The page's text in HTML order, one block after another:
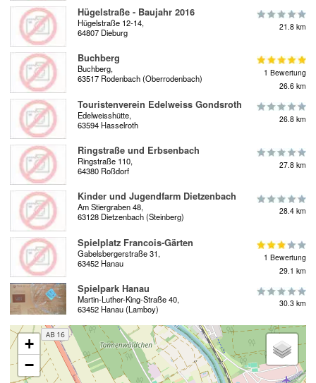
Hügelstraße - Baujahr 2016
Hügelstraße 12-14,
64807 Dieburg
21.8 km
Buchberg
Buchberg,
63517 Rodenbach (Oberrodenbach)
1 Bewertung
26.6 km
Touristenverein Edelweiss Gondsroth
Edelweisshütte,
63594 Hasselroth
26.8 km
Ringstraße und Erbsenbach
Ringstraße 110,
64380 Roßdorf
27.8 km
Kinder und Jugendfarm Dietzenbach
Am Stiergraben 48,
63128 Dietzenbach (Steinberg)
28.4 km
Spielplatz Francois-Gärten
Gabelsbergerstraße 31,
63452 Hanau
1 Bewertung
29.1 km
Spielpark Hanau
Martin-Luther-King-Straße 40,
63452 Hanau (Lamboy)
30.3 km
+
−